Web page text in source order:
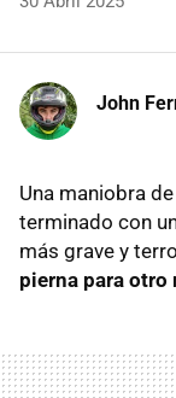
John
Una maniobra
terminado con
más grave y
pierna para